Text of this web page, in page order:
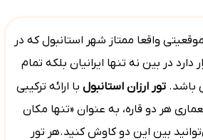
واقعا ممتاز شهر استانبول که در
دارد در بین نه تنها ایرانیان بلکه تمام
باشد. تور ارزان استانبول با ارائه ترکیبی
هر دو قاره، به عنوان «تنها مکان
بین این دو کاوش کنید.هر تور